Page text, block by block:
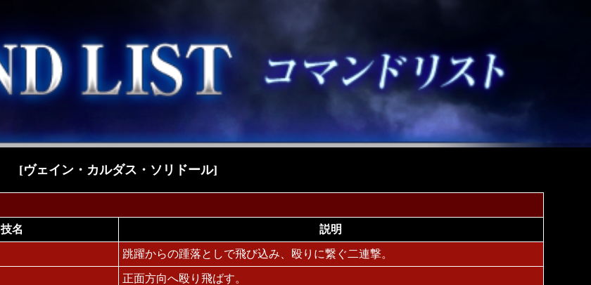
[ヴェイン・カルダス・ソリドール]
技名 説明
跳躍からの踵落としで飛び込み、殴りに繋ぐ二連撃。
正面方向へ殴り飛ばす。